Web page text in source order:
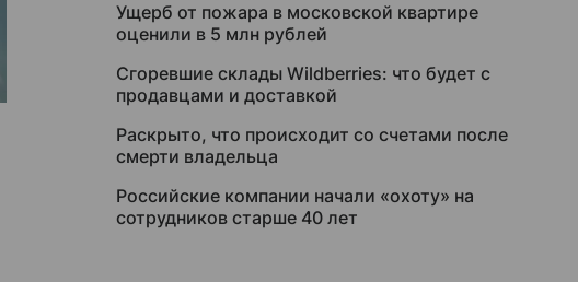
Ущерб от пожара в московской квартире
оценили в 5 млн рублей
Сгоревшие склады Wildberries: что будет с
продавцами и доставкой
Раскрыто, что происходит со счетами после
смерти владельца
Российские компании начали «охоту» на
сотрудников старше 40 лет